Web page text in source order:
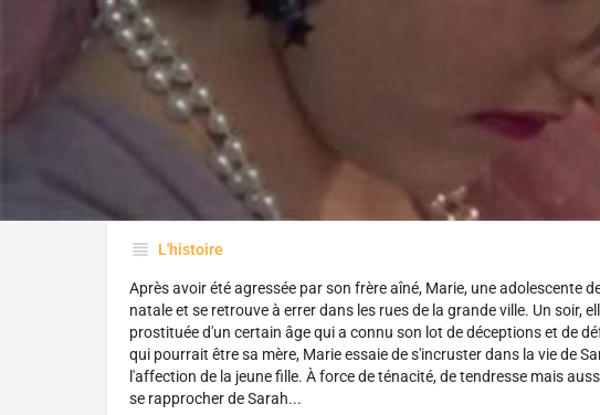
Réalisé par :
Marquise Lepage
L'histoire
Après avoir été agressée par son frère aîné, Marie, une adolescente
natale et se retrouve à errer dans les rues de la grande ville. Un soir,
prostituée d'un certain âge qui a connu son lot de déceptions et de
qui pourrait être sa mère, Marie essaie de s'incruster dans la vie de
l'affection de la jeune fille. À force de ténacité, de tendresse mais
se rapprocher de Sarah...